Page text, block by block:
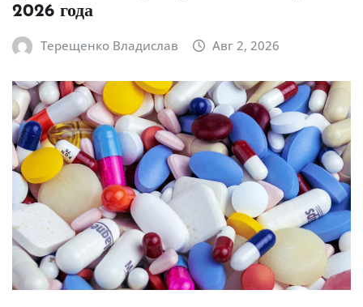
2026 года
Терещенко Владислав Авг 2, 2026